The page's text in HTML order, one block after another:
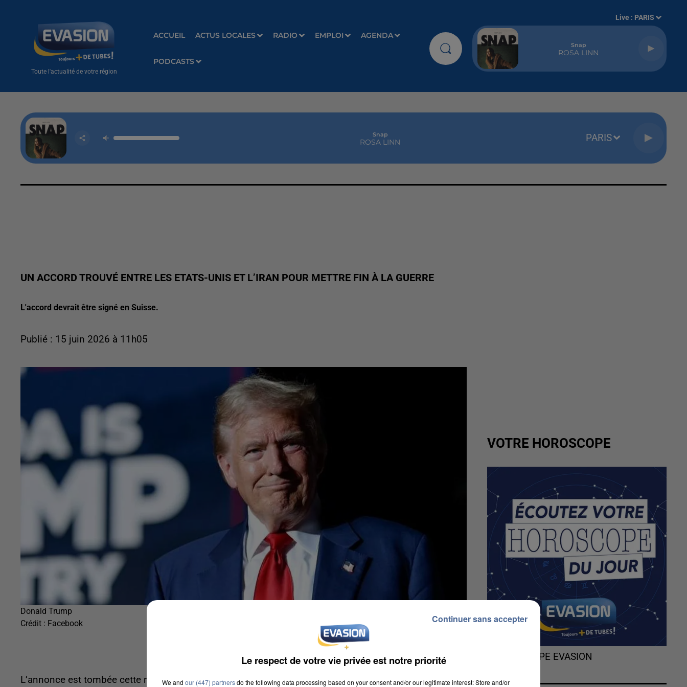
Toute l'actualité de votre région
ACCUEIL ACTUS LOCALES RADIO EMPLOI AGENDA
PODCASTS
Live : PARIS
Snap
ROSA LINN
Snap
ROSA LINN PARIS
UN ACCORD TROUVÉ ENTRE LES ETATS-UNIS ET L’IRAN POUR METTRE FIN À LA GUERRE
L'accord devrait être signé en Suisse.
Publié : 15 juin 2026 à 11h05
Donald Trump
Crédit : Facebook
L’annonce est tombée cette nuit. Un accord qui devrait être signé vendredi en Suisse. Il
VOTRE HOROSCOPE
L'HOROSCOPE EVASION
Le respect de votre vie privée est notre priorité
We and our (447) partnersdo the following data processing based on your consent and/or our legitimate interest: Store and/or
Continuer sans accepter